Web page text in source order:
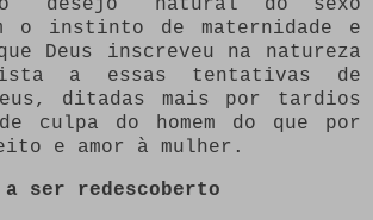
“desejo” natural do sexo
o instinto de maternidade e
Deus inscreveu na natureza
a essas tentativas de
ditadas mais por tardios
culpa do homem do que por
e amor à mulher.
a ser redescoberto